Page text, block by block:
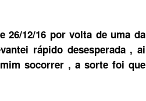
26/12/16 por volta de uma da
rápido desesperada , ai
socorrer , a sorte foi que